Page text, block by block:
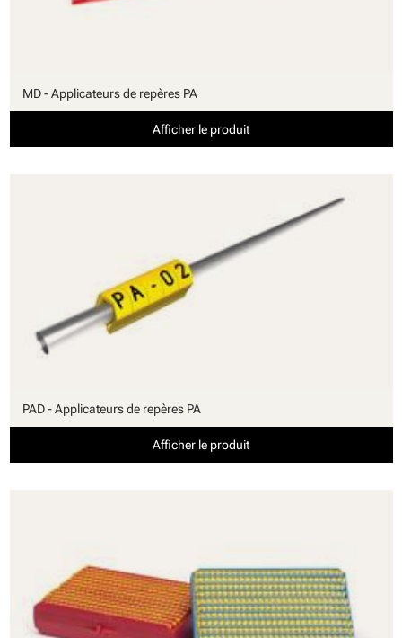
MD - Applicateurs de repères PA
Afficher le produit
PAD - Applicateurs de repères PA
Afficher le produit